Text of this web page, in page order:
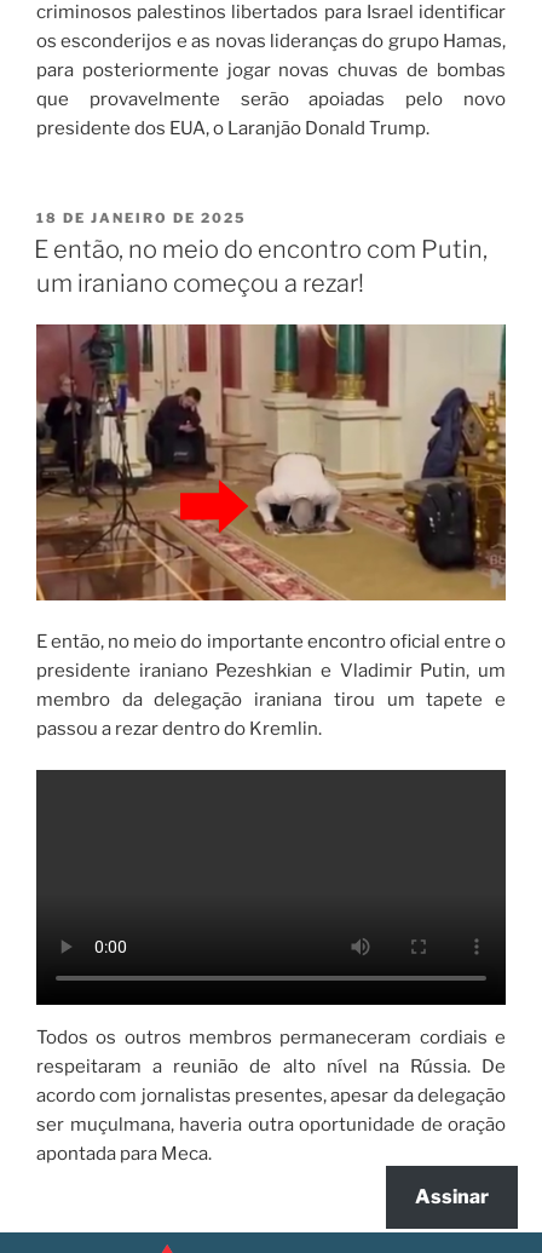
criminosos palestinos libertados para Israel identificar
os esconderijos e as novas lideranças do grupo Hamas,
para posteriormente jogar novas chuvas de bombas
que provavelmente serão apoiadas pelo novo
presidente dos EUA, o Laranjão Donald Trump.
18 DE JANEIRO DE 2025
E então, no meio do encontro com Putin,
um iraniano começou a rezar!
E então, no meio do importante encontro oficial entre o
presidente iraniano Pezeshkian e Vladimir Putin, um
membro da delegação iraniana tirou um tapete e
passou a rezar dentro do Kremlin.
Todos os outros membros permaneceram cordiais e
respeitaram a reunião de alto nível na Rússia. De
acordo com jornalistas presentes, apesar da delegação
ser muçulmana, haveria outra oportunidade de oração
apontada para Meca.
Assinar